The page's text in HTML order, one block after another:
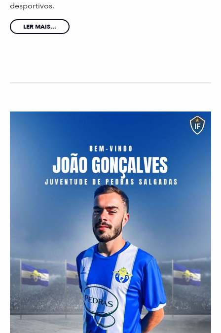
desportivos.
LER MAIS...